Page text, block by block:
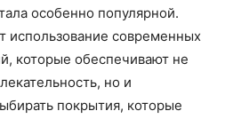
особенно популярной.
использование современных
которые обеспечивают не
но и
покрытия, которые